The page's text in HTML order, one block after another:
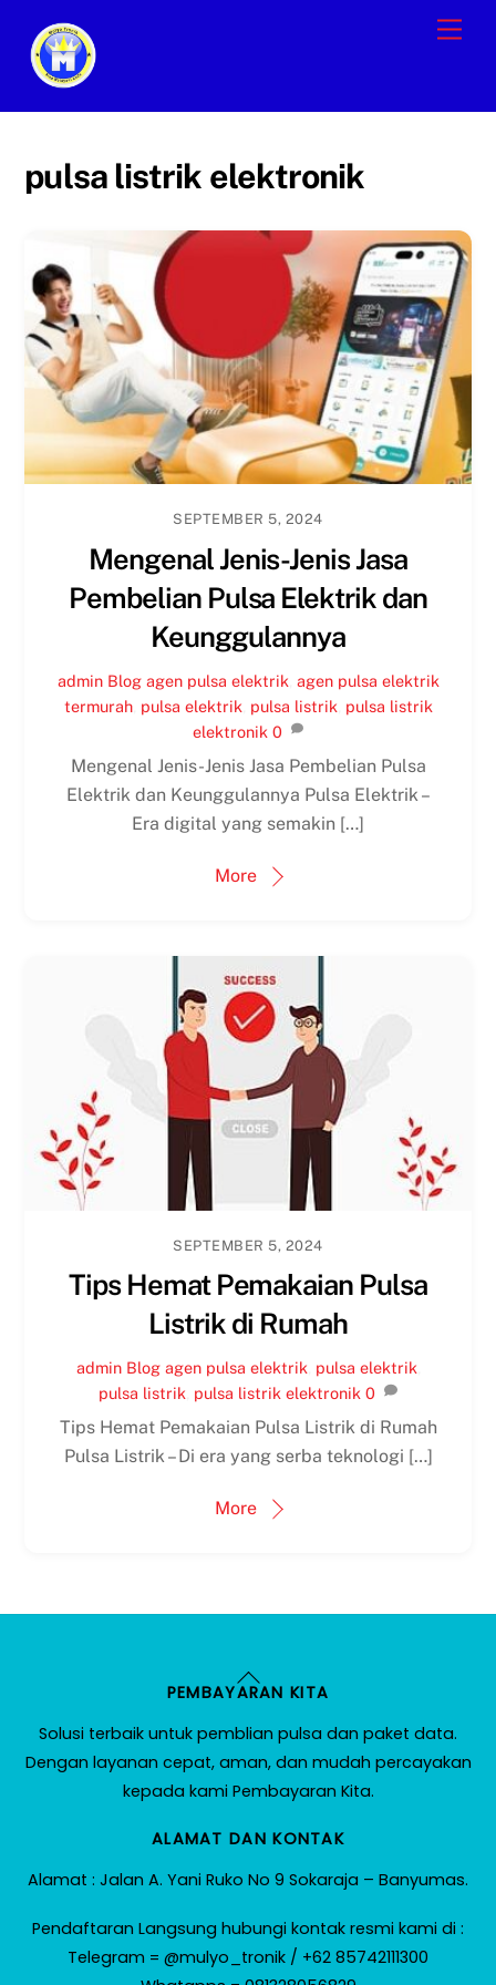
content
pulsa listrik elektronik
SEPTEMBER 5, 2024
Mengenal Jenis-Jenis Jasa
Pembelian Pulsa Elektrik dan
Keunggulannya
admin Blog agen pulsa elektrik, agen pulsa elektrik
termurah, pulsa elektrik, pulsa listrik, pulsa listrik
elektronik 0
Mengenal Jenis-Jenis Jasa Pembelian Pulsa
Elektrik dan Keunggulannya Pulsa Elektrik –
Era digital yang semakin […]
More
SEPTEMBER 5, 2024
Tips Hemat Pemakaian Pulsa
Listrik di Rumah
admin Blog agen pulsa elektrik, pulsa elektrik,
pulsa listrik pulsa listrik elektronik 0
Tips Hemat Pemakaian Pulsa Listrik di Rumah
Pulsa Listrik – Di era yang serba teknologi […]
More
Back
To
Top
PEMBAYARAN KITA
Solusi terbaik untuk pemblian pulsa dan paket data.
Dengan layanan cepat, aman, dan mudah percayakan
kepada kami Pembayaran Kita.
ALAMAT DAN KONTAK
Alamat : Jalan A. Yani Ruko No 9 Sokaraja – Banyumas.
Pendaftaran Langsung hubungi kontak resmi kami di :
Telegram = @mulyo_tronik / +62 85742111300